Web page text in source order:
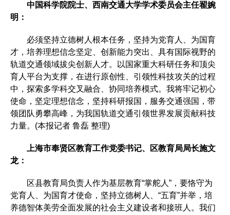
中国科学院院士、西南交通大学学术委员会主任翟婉
明：
必须坚持立德树人根本任务，坚持为党育人、为国育
才，培养理想信念坚定、创新能力突出、具有国际视野的
轨道交通领域拔尖创新人才。以国家重大科研任务和顶尖
育人平台为支撑，在进行原创性、引领性科技攻关的过程
中，探索多学科交叉融合、协同培养模式。我将牢记初心
使命，坚定理想信念，坚持科研报国，服务交通强国，带
领团队勇攀高峰，为我国轨道交通引领世界发展贡献科技
力量。(本报记者 鲁磊 整理)
上海市奉贤区教育工作党委书记、区教育局局长施文
龙：
区县教育局负责人作为基层教育“掌舵人”，要恪守为
党育人、为国育才使命，坚持立德树人、“五育”并举，培
养德智体美劳全面发展的社会主义建设者和接班人。我们